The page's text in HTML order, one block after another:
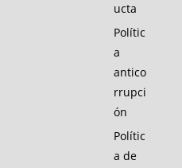
ucta
Polític
a
antico
rrupci
ón
Polític
a de